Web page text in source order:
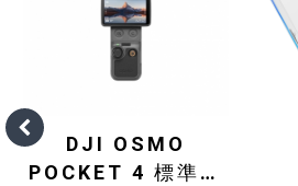
DJI OSMO
POCKET 4 標準套